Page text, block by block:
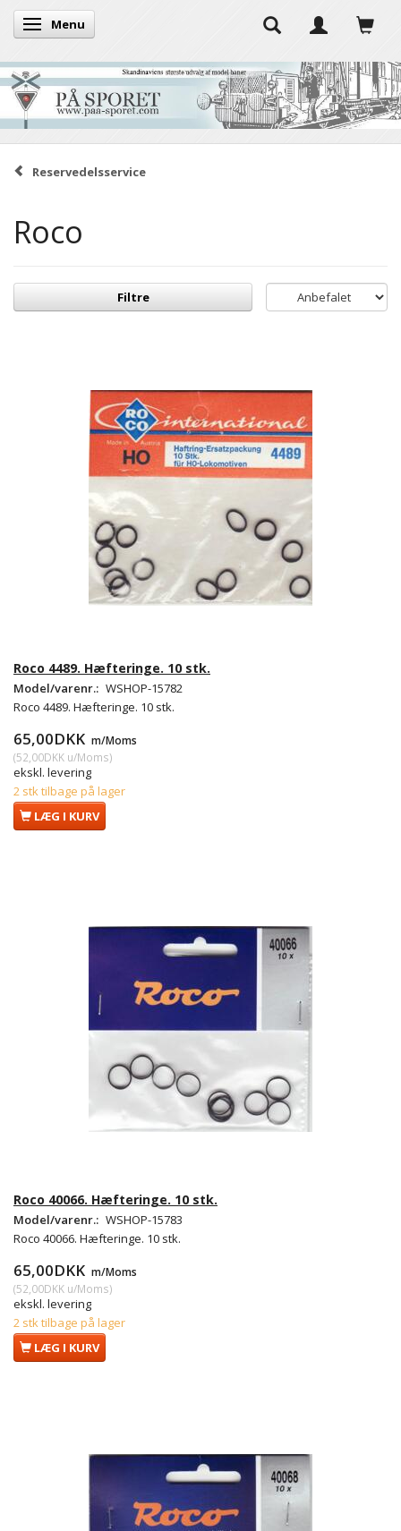
Skifte navigation
Menu
Reservedelsservice
Roco
Filtre
Roco 4489. Hæfteringe. 10 stk.
Model/varenr.: WSHOP-15782
Roco 4489. Hæfteringe. 10 stk.
65,00DKK m/Moms
(52,00DKK u/Moms)
ekskl. levering
2 stk tilbage på lager
LÆG I KURV
Roco 40066. Hæfteringe. 10 stk.
Model/varenr.: WSHOP-15783
Roco 40066. Hæfteringe. 10 stk.
65,00DKK m/Moms
(52,00DKK u/Moms)
ekskl. levering
2 stk tilbage på lager
LÆG I KURV